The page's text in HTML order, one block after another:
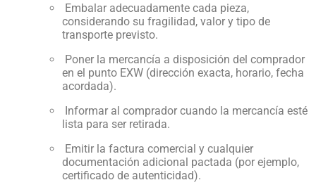
Embalar adecuadamente cada pieza,
considerando su fragilidad, valor y tipo de
transporte previsto.
Poner la mercancía a disposición del comprador
en el punto EXW (dirección exacta, horario, fecha
acordada).
Informar al comprador cuando la mercancía esté
lista para ser retirada.
Emitir la factura comercial y cualquier
documentación adicional pactada (por ejemplo,
certificado de autenticidad).